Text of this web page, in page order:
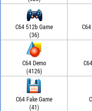
C64 512b Game
(36)
C64 Demo
(4126)
C64 Fake Game
(41)